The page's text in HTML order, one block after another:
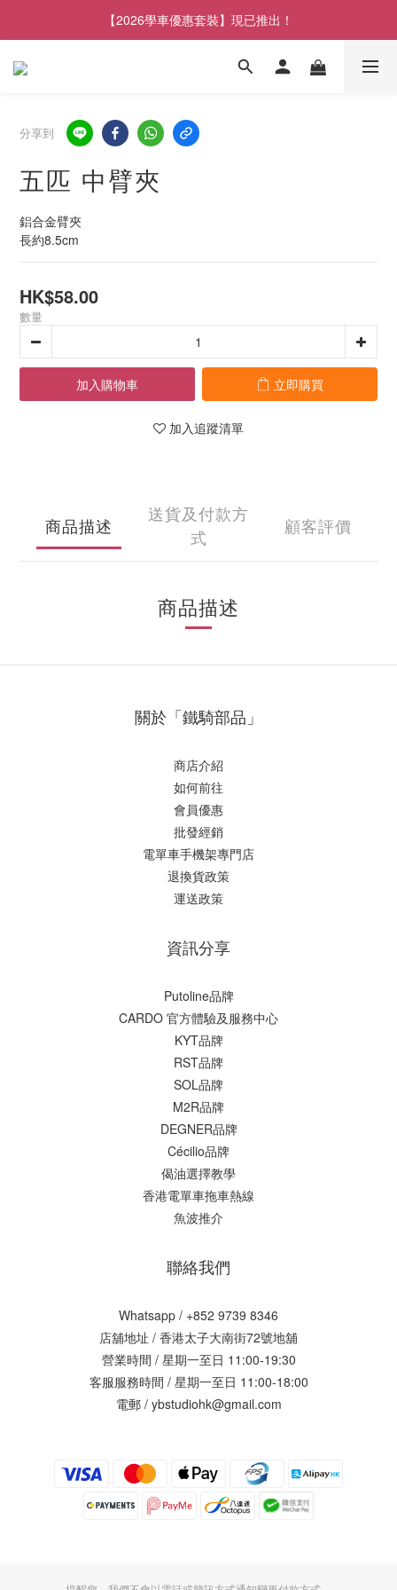
【2026學車優惠套裝】現已推出！
分享到
五匹 中臂夾
鋁合金臂夾
長約8.5cm
HK$58.00
數量
加入購物車 立即購買
加入追蹤清單
商品描述
送貨及付款方
式
顧客評價
商品描述
關於「鐵騎部品」
商店介紹
如何前往
會員優惠
批發經銷
電單車手機架專門店
退換貨政策
運送政策
資訊分享
Putoline品牌
CARDO 官方體驗及服務中心
KYT品牌
RST品牌
SOL品牌
M2R品牌
DEGNER品牌
Cécilio品牌
偈油選擇教學
香港電單車拖車熱線
魚波推介
聯絡我們
Whatsapp / +852 9739 8346
店舖地址 / 香港太子大南街72號地舖
營業時間 / 星期一至日 11:00-19:30
客服服務時間 / 星期一至日 11:00-18:00
電郵 / ybstudiohk@gmail.com